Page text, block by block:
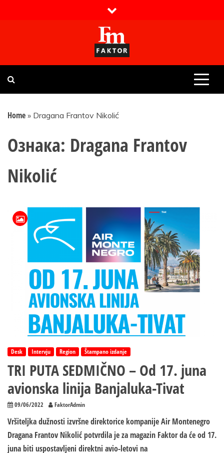
Faktor magazin
Uvijek presudan
Home » Dragana Frantov Nikolić
Ознака: Dragana Frantov
Nikolić
Desk Intervju Region Štampano izdanje
TRI PUTA SEDMIČNO – Od 17. juna
avionska linija Banjaluka-Tivat
09/06/2022 FaktorAdmin
Vršiteljka dužnosti izvršne direktorice kompanije Air Montenegro
Dragana Frantov Nikolić potvrdila je za magazin Faktor da će od 17.
juna biti uspostavljeni direktni avio-letovi na